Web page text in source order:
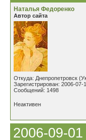
Наталья Федоренко
Автор сайта
Откуда: Днепропетровск
Зарегистрирован: 2006-07-
Сообщений: 1498
Неактивен
2006-09-